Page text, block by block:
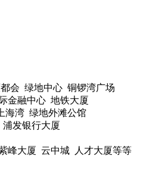
会 绿地中心 铜锣湾广场
融中心 地铁大厦
湾 绿地外滩公馆
银行大厦
峰大厦 云中城 人才大厦等等